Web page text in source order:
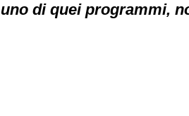
di quei programmi,